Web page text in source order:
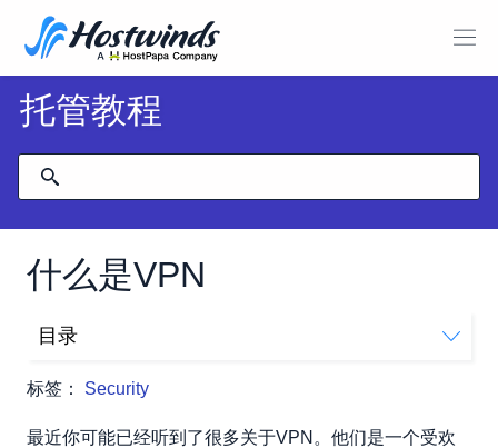
托管教程
什么是VPN
标签： Security
目录
VPN是否完全安全？
最近你可能已经听到了很多关于VPN。他们是一个受欢